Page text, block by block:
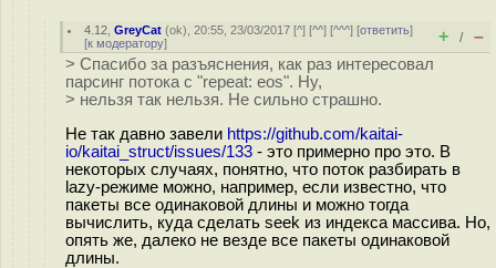
4.12 ,GreyCat (ok), 20:55, 23/03/2017 [^] [^^] [^^^] [ответить]
[к модератору] + / –
> Спасибо за разъяснения, как раз интересовал
парсинг потока с "repeat: eos". Ну,
> нельзя так нельзя. Не сильно страшно.
Не так давно завели https://github.com/kaitai-
io/kaitai_struct/issues/133 - это примерно про это. В
некоторых случаях, понятно, что поток разбирать в
lazy-режиме можно, например, если известно, что
пакеты все одинаковой длины и можно тогда
вычислить, куда сделать seek из индекса массива. Но,
опять же, далеко не везде все пакеты одинаковой
длины.